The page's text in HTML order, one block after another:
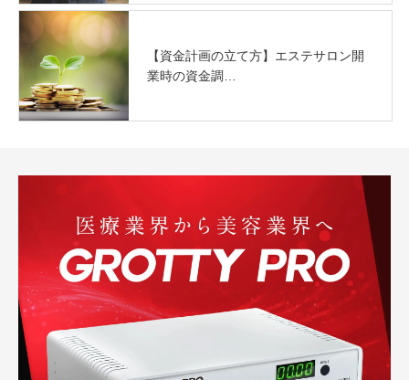
【資金計画の立て方】エステサロン開
業時の資金調…